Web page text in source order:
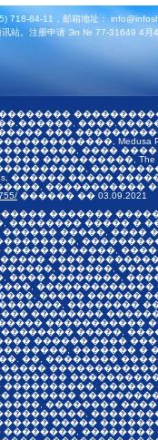
718-84-11，邮箱地址：
讯站。注册申请 Эл № 77-31649 4月
��������� ���
Medusa
����
����������,
������ �����
�����������
������ �� 03.09.2021
�������
�������� ����� �
�����,
�����,
����
������,
���� ��������,
����� ������
��������
��������
�����������
�����,
������ ����
�������
��, ��������
�������
��������
�����